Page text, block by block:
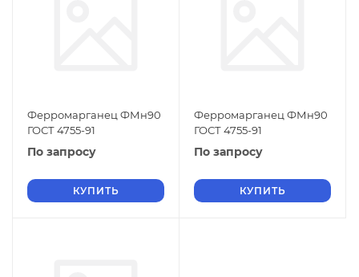
Ферромарганец ФМн90
ГОСТ 4755-91
По запросу
КУПИТЬ
Ферромарганец ФМн90
ГОСТ 4755-91
По запросу
КУПИТЬ